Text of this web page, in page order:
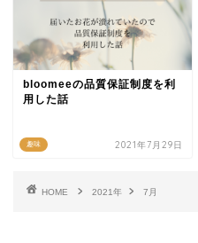
趣味
bloomeeの品質保証制度を利
用した話
2021年7月29日
HOME 2021年 7月